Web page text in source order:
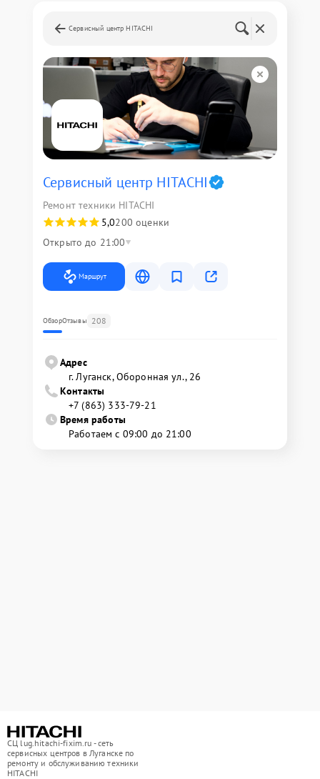
Сервисный центр HITACHI
Сервисный центр HITACHI
Ремонт техники HITACHI
5,0200 оценки
Открыто до 21:00
Маршрут
ОбзорОтзывы 208
Адрес
г. Луганск, Оборонная ул., 26
Контакты
+7 (863) 333-79-21
Время работы
Работаем с 09:00 до 21:00
СЦ lug.hitachi-fixim.ru - сеть
сервисных центров в Луганске по
ремонту и обслуживанию техники
HITACHI